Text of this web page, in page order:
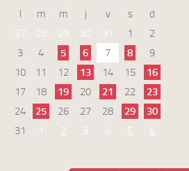
l m m j v s
d
27
28 29 30 31 1
2
3
4 5 6 7 8
9
10
11 12 13 14 15
16
17
18 19 20 21 22
23
24
25 26 27 28 29
30
31
1 2 3 4 5 6